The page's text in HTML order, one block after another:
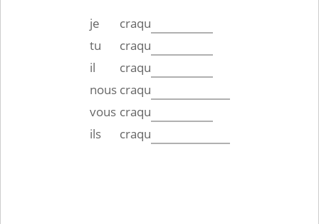
je
craqu
tu
craqu
il
craqu
nous craqu
vous craqu
ils
craqu